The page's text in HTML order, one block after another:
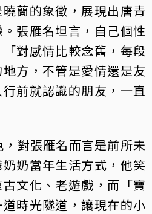
曉蘭的象徵，展現出唐青
張雁名坦言，自己個性
對感情比較念舊，每段
方，不管是愛情還是友
前就認識的朋友，一直
對張雁名而言是前所未
奶當年生活方式，他笑
文化、老遊戲，而「寶
時光隧道，讓現在的小